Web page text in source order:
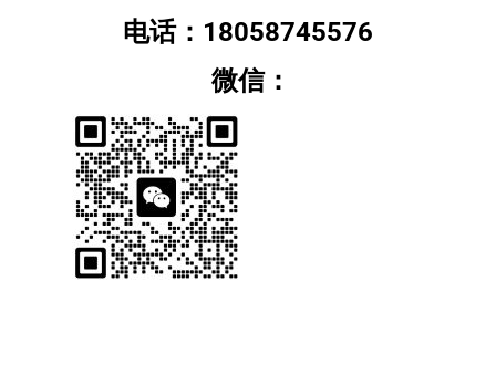
电话：18058745576
微信：